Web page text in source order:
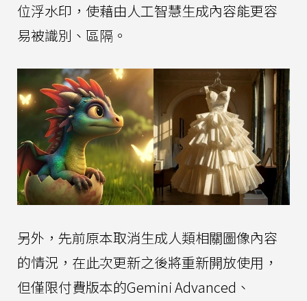
位浮水印，使藉由人工智慧生成內容能更容
易被識別、區隔。
另外，先前原本取消生成人類相關圖像內容
的情況，在此次更新之後將重新開放使用，
但僅限付費版本的Gemini Advanced、